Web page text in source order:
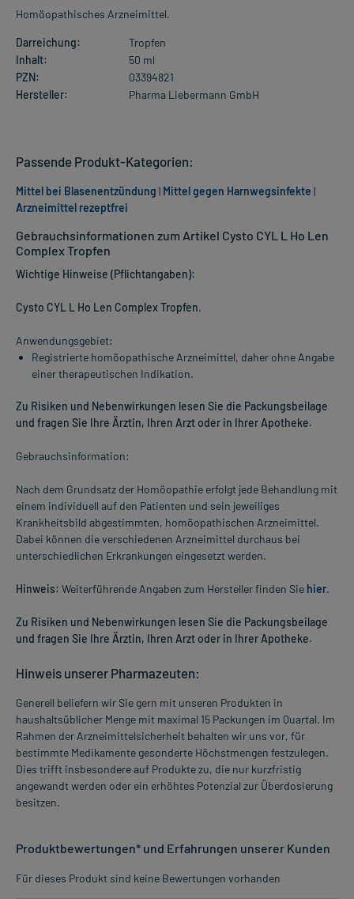
Homöopathisches Arzneimittel.
Darreichung:
Tropfen
Inhalt:
50 ml
PZN:
03394821
Hersteller:
Pharma Liebermann GmbH
Gebrauchsinformationen zum Artikel Cysto CYL L Ho Len
Complex Tropfen
Wichtige Hinweise (Pflichtangaben):
Cysto CYL L Ho Len Complex Tropfen.
Anwendungsgebiet:
Registrierte homöopathische Arzneimittel, daher ohne Angabe
einer therapeutischen Indikation.
Zu Risiken und Nebenwirkungen lesen Sie die Packungsbeilage
und fragen Sie Ihre Ärztin, Ihren Arzt oder in Ihrer Apotheke.
Gebrauchsinformation:
Nach dem Grundsatz der Homöopathie erfolgt jede Behandlung mit
einem individuell auf den Patienten und sein jeweiliges
Krankheitsbild abgestimmten, homöopathischen Arzneimittel.
Dabei können die verschiedenen Arzneimittel durchaus bei
unterschiedlichen Erkrankungen eingesetzt werden.
Hinweis: Weiterführende Angaben zum Hersteller finden Sie hier.
Zu Risiken und Nebenwirkungen lesen Sie die Packungsbeilage
und fragen Sie Ihre Ärztin, Ihren Arzt oder in Ihrer Apotheke.
Hinweis unserer Pharmazeuten:
Generell beliefern wir Sie gern mit unseren Produkten in
haushaltsüblicher Menge mit maximal 15 Packungen im Quartal. Im
Rahmen der Arzneimittelsicherheit behalten wir uns vor, für
bestimmte Medikamente gesonderte Höchstmengen festzulegen.
Dies trifft insbesondere auf Produkte zu, die nur kurzfristig
angewandt werden oder ein erhöhtes Potenzial zur Überdosierung
besitzen.
Produktbewertungen* und Erfahrungen unserer Kunden
Für dieses Produkt sind keine Bewertungen vorhanden
Passende Produkt-Kategorien:
Mittel bei Blasenentzündung | Mittel gegen Harnwegsinfekte |
Arzneimittel rezeptfrei